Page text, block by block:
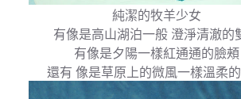
純潔的牧羊少女
有像是高山湖泊一般 澄淨清澈的
有像是夕陽一樣紅通通的臉頰
還有 像是草原上的微風一樣溫柔